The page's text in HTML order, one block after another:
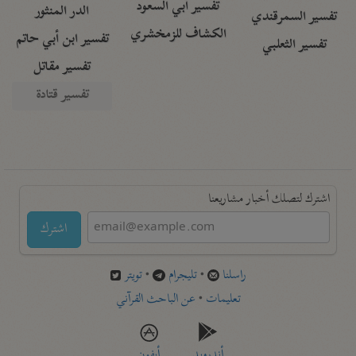
تفسير السمرقندي
تفسير الثعلبي
تفسير أبي السعود
الكشاف للزمخشري
الدر المنثور
تفسير ابن أبي حاتم
تفسير مقاتل
تفسير قتادة
اشترك لتصلك أخبار مشاريعنا
اشترك
راسلنا •تليجرام •تويتر
تعليمات •عن الباحث القرآني